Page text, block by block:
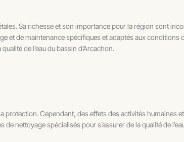
Sa richesse et son importance pour la région sont
et de maintenance spécifiques et adaptés aux conditions
de l’eau du bassin d’Arcachon.
protection. Cependant, des effets des activités humaines
nettoyage spécialisés pour s’assurer de la qualité de